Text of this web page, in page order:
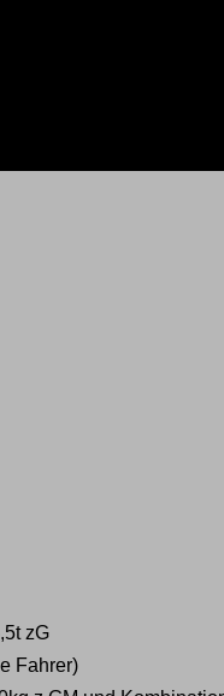
zG
Fahrer)